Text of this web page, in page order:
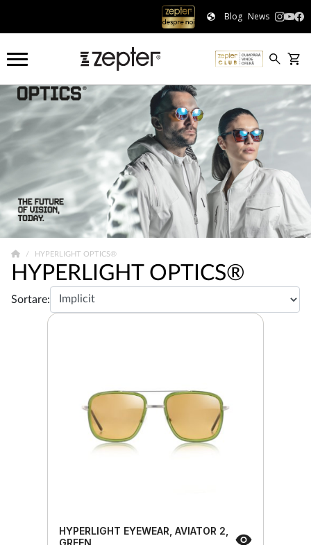
Blog News
HYPERLIGHT OPTICS®
HYPERLIGHT OPTICS®
Sortare:
HYPERLIGHT EYEWEAR, AVIATOR 2,
GREEN